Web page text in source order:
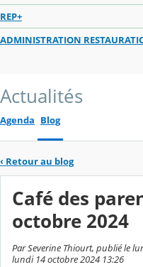
REP+
ADMINISTRATION
Actualités
Agenda Blog
‹ Retour au blog
Café des
octobre 2024
Par Severine Thiourt, publié le
lundi 14 octobre 2024 13:26